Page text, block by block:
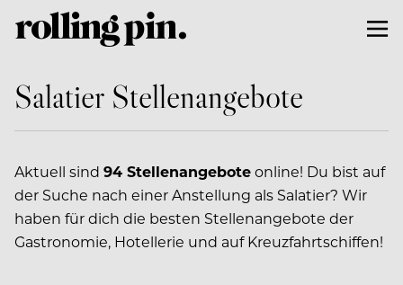
Salatier Stellenangebote
Aktuell sind 94 Stellenangeboteonline! Du bist auf
der Suche nach einer Anstellung als Salatier? Wir
haben für dich die besten Stellenangebote der
Gastronomie, Hotellerie und auf Kreuzfahrtschiffen!